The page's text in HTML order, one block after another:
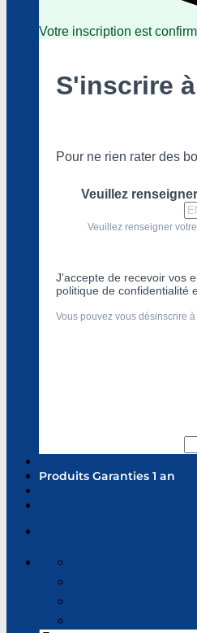
Votre inscription est
S'inscrire
Pour ne rien rater des
Veuillez
Veuillez renseigner
J'accepte de recevoir vos
politique de confidentialité
Vous pouvez vous désinscrire
Produits Garanties 1 an